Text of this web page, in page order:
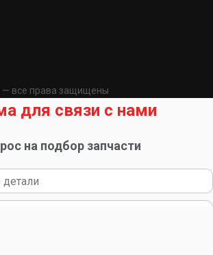
— все права защищены
для связи с нами
на подбор запчасти